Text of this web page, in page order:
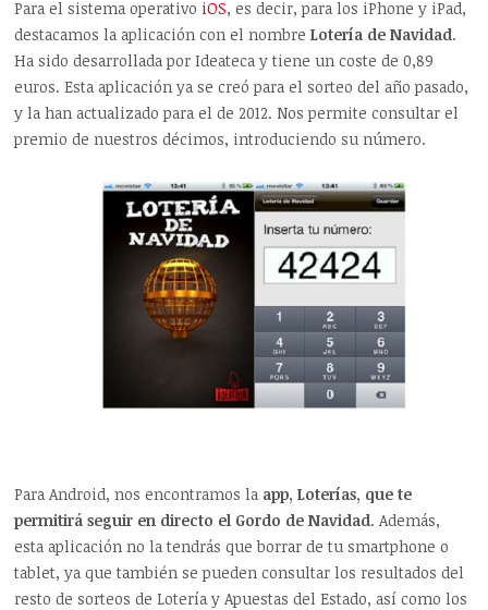
Para el sistema operativo iOS, es decir, para los iPhone y iPad,
destacamos la aplicación con el nombreLotería de Navidad.
Ha sido desarrollada por Ideateca y tiene un coste de 0,89
euros. Esta aplicación ya se creó para el sorteo del año pasado,
y la han actualizado para el de 2012. Nos permite consultar el
premio de nuestros décimos, introduciendo su número.
Para Android, nos encontramos la app, Loterías, que te
permitirá seguir en directo el Gordo de Navidad. Además,
esta aplicación no la tendrás que borrar de tu smartphone o
tablet, ya que también se pueden consultar los resultados del
resto de sorteos de Lotería y Apuestas del Estado, así como los